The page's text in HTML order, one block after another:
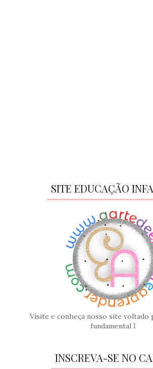
SITE EDUCAÇÃO
Visite e conheça nosso site voltado
fundamental I
INSCREVA-SE NO